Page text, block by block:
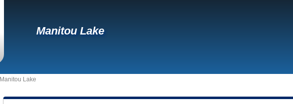
Manitou Lake
Manitou Lake